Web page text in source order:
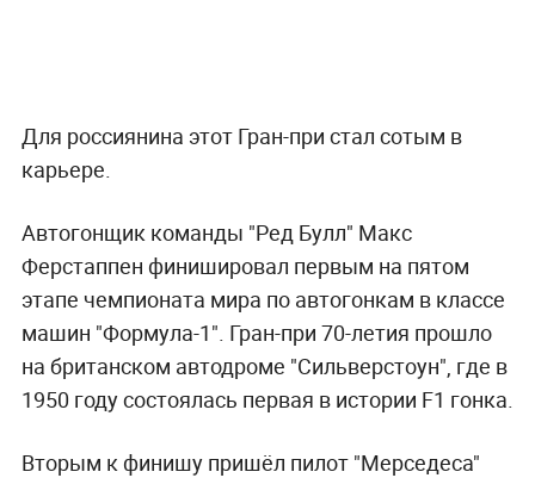
Для россиянина этот Гран-при стал сотым в
карьере.
Автогонщик команды "Ред Булл" Макс
Ферстаппен финишировал первым на пятом
этапе чемпионата мира по автогонкам в классе
машин "Формула-1". Гран-при 70-летия прошло
на британском автодроме "Сильверстоун", где в
1950 году состоялась первая в истории F1 гонка.
Вторым к финишу пришёл пилот "Мерседеса"